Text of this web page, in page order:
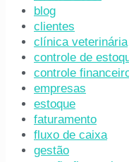
blog
clientes
clínica veterinária
controle de
controle
empresas
estoque
faturamento
fluxo de caixa
gestão